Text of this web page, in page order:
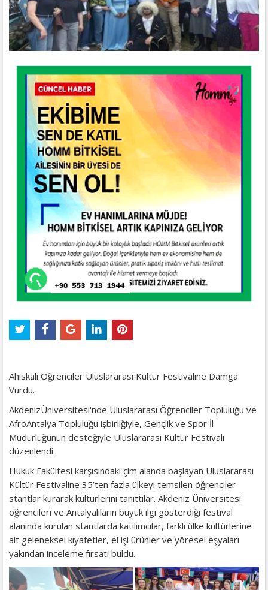
Ahıskalı Öğrenciler Uluslararası Kültür Festivaline Damga
Vurdu.
AkdenizÜniversitesi'nde Uluslararası Öğrenciler Topluluğu ve
AfroAntalya Topluluğu işbirliğiyle, Gençlik ve Spor İl
Müdürlüğünün desteğiyle Uluslararası Kültür Festivali
düzenlendi.
Hukuk Fakültesi karşısındaki çim alanda başlayan Uluslararası
Kültür Festivaline 35’ten fazla ülkeyi temsilen öğrenciler
stantlar kurarak kültürlerini tanıttılar. Akdeniz Üniversitesi
öğrencileri ve Antalyalıların büyük ilgi gösterdiği festival
alanında kurulan stantlarda katılımcılar, farklı ülke kültürlerine
ait geleneksel kıyafetler, el işi ürünler ve yöresel eşyaları
yakından inceleme fırsatı buldu.